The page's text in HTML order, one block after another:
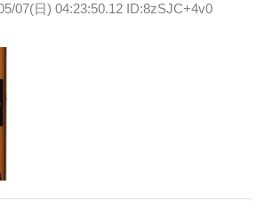
e
er ck
07(日) 04:23:50.12 ID:8zSJC+4v0